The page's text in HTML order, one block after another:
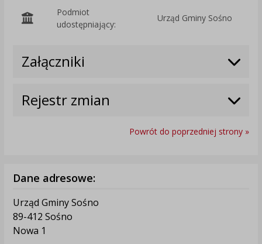
Podmiot
udostępniający:
Urząd Gminy Sośno
Załączniki
Rejestr zmian
Powrót do poprzedniej strony »
Dane adresowe:
Urząd Gminy Sośno
89-412 Sośno
Nowa 1